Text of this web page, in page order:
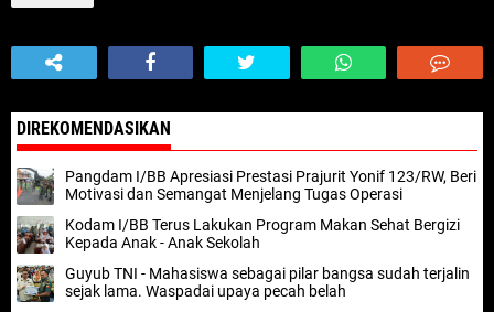
DIREKOMENDASIKAN
Pangdam I/BB Apresiasi Prestasi Prajurit Yonif 123/RW, Beri
Motivasi dan Semangat Menjelang Tugas Operasi
Kodam I/BB Terus Lakukan Program Makan Sehat Bergizi
Kepada Anak - Anak Sekolah
Guyub TNI - Mahasiswa sebagai pilar bangsa sudah terjalin
sejak lama. Waspadai upaya pecah belah